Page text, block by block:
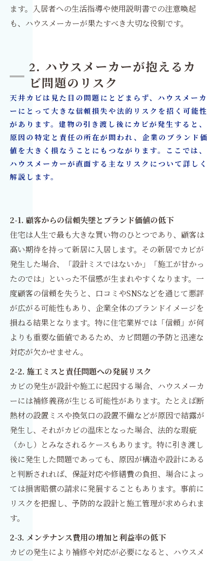
ます。入居者への生活指導や使用説明書での注意喚起
も、ハウスメーカーが果たすべき大切な役割です。
2. ハウスメーカーが抱えるカ
ビ問題のリスク
天井カビは見た目の問題にとどまらず、ハウスメーカ
ーにとって大きな信頼損失や法的リスクを招く可能性
があります。建物の引き渡し後にカビが発生すると、
原因の特定と責任の所在が問われ、企業のブランド価
値を大きく損なうことにもつながります。ここでは、
ハウスメーカーが直面する主なリスクについて詳しく
解説します。
2-1. 顧客からの信頼失墜とブランド価値の低下
住宅は人生で最も大きな買い物のひとつであり、顧客は
高い期待を持って新居に入居します。その新居でカビが
発生した場合、「設計ミスではないか」「施工が甘かっ
たのでは」といった不信感が生まれやすくなります。一
度顧客の信頼を失うと、口コミやSNSなどを通じて悪評
が広がる可能性もあり、企業全体のブランドイメージを
損ねる結果となります。特に住宅業界では「信頼」が何
よりも重要な価値であるため、カビ問題の予防と迅速な
対応が欠かせません。
2-2. 施工ミスと責任問題への発展リスク
カビの発生が設計や施工に起因する場合、ハウスメーカ
ーには補修義務が生じる可能性があります。たとえば断
熱材の設置ミスや換気口の設置不備などが原因で結露が
発生し、それがカビの温床となった場合、法的な瑕疵
（かし）とみなされるケースもあります。特に引き渡し
後に発生した問題であっても、原因が構造や設計にある
と判断されれば、保証対応や修繕費の負担、場合によっ
ては損害賠償の請求に発展することもあります。事前に
リスクを把握し、予防的な設計と施工管理が求められま
す。
2-3. メンテナンス費用の増加と利益率の低下
カビの発生により補修や対応が必要になると、ハウスメ